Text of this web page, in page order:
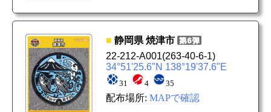
■ 静岡県 焼津市
22-212-A001(263-40-6-1)
34°51'25.6"N 138°19'37.6"E
31 4 35
配布場所: MAPで確認